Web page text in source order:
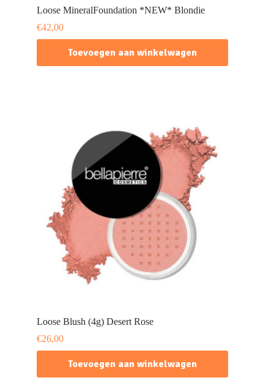
Loose MineralFoundation *NEW* Blondie
€42,00
Toevoegen aan winkelwagen
Loose Blush (4g) Desert Rose
€26,00
Toevoegen aan winkelwagen